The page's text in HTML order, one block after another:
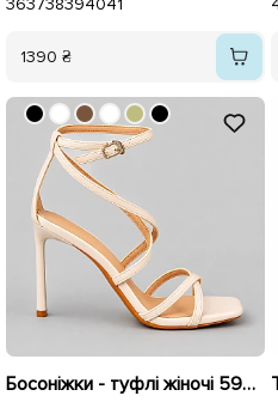
363738394041
1390 ₴
Босоніжки - туфлі жіночі 595924 Бежеві